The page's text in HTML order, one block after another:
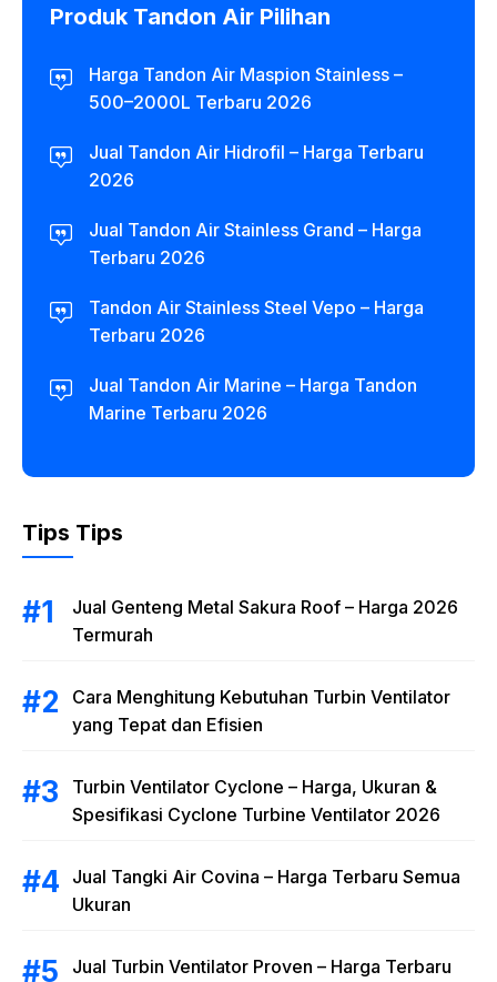
Produk Tandon Air Pilihan
Harga Tandon Air Maspion Stainless –
500–2000L Terbaru 2026
Jual Tandon Air Hidrofil – Harga Terbaru
2026
Jual Tandon Air Stainless Grand – Harga
Terbaru 2026
Tandon Air Stainless Steel Vepo – Harga
Terbaru 2026
Jual Tandon Air Marine – Harga Tandon
Marine Terbaru 2026
Tips Tips
Jual Genteng Metal Sakura Roof – Harga 2026
Termurah
Cara Menghitung Kebutuhan Turbin Ventilator
yang Tepat dan Efisien
Turbin Ventilator Cyclone – Harga, Ukuran &
Spesifikasi Cyclone Turbine Ventilator 2026
Jual Tangki Air Covina – Harga Terbaru Semua
Ukuran
Jual Turbin Ventilator Proven – Harga Terbaru